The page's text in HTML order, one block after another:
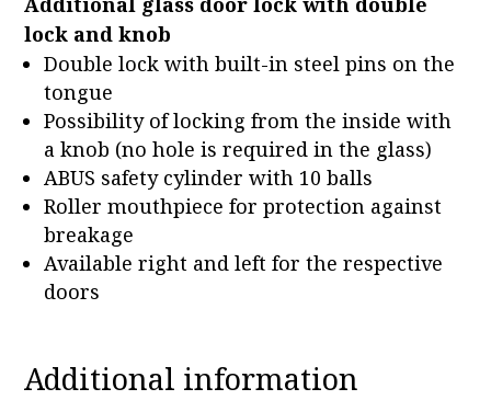
lock and knob
Double lock with built-in steel pins on the
tongue
Possibility of locking from the inside with
a knob (no hole is required in the glass)
ABUS safety cylinder with 10 balls
Roller mouthpiece for protection against
breakage
Available right and left for the respective
doors
Additional information